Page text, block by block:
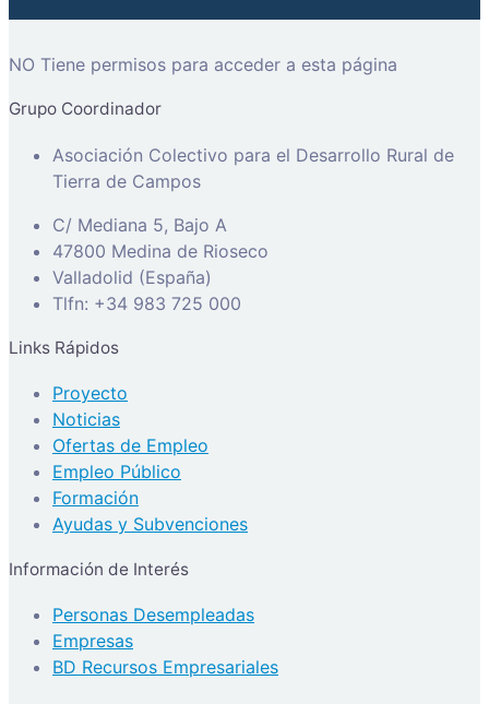
NO Tiene permisos para acceder a esta página
Grupo Coordinador
Asociación Colectivo para el Desarrollo Rural de
Tierra de Campos
C/ Mediana 5, Bajo A
47800 Medina de Rioseco
Valladolid (España)
Tlfn: +34 983 725 000
Links Rápidos
Proyecto
Noticias
Ofertas de Empleo
Empleo Público
Formación
Ayudas y Subvenciones
Información de Interés
Personas Desempleadas
Empresas
BD Recursos Empresariales